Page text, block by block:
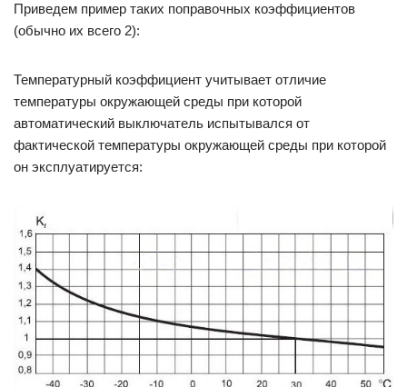
Приведем пример таких поправочных коэффициентов
(обычно их всего 2):
Температурный коэффициент учитывает отличие
температуры окружающей среды при которой
автоматический выключатель испытывался от
фактической температуры окружающей среды при которой
он эксплуатируется: